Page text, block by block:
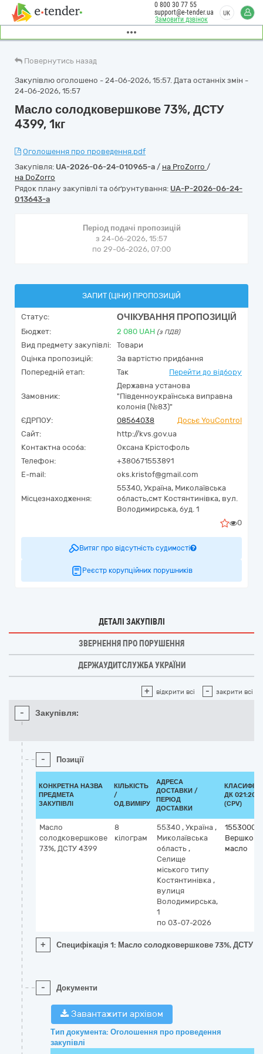
Замовити дзвінок
0 800 30 77 55
support@e-tender.ua
UK
Повернутись назад
Закупівлю оголошено - 24-06-2026, 15:57. Дата останніх змін -
24-06-2026, 15:57
Масло солодковершкове 73%, ДСТУ
4399, 1кг
Оголошення про проведення.pdf
Закупівля: UA-2026-06-24-010965-a / на ProZorro /
на DoZorro
Рядок плану закупівлі та обґрунтування: UA-P-2026-06-24-
013643-a
Період подачі пропозицій
з 24-06-2026, 15:57
по 29-06-2026, 07:00
ЗАПИТ (ЦІНИ) ПРОПОЗИЦІЙ
Статус: ОЧІКУВАННЯ ПРОПОЗИЦІЙ
Бюджет: 2 080 UAH (з ПДВ)
Вид предмету закупівлі:
Товари
Оцінка пропозицій:
За вартістю придбання
Попередній етап:
Так Перейти до відбору
Замовник:
Державна установа
"Південноукраїнська виправна
колонія (№83)"
ЄДРПОУ:
08564038
Досьє YouControl
Сайт:
http://kvs.gov.ua
Контактна особа:
Оксана Крістофоль
Телефон:
+380671553891
E-mail:
oks.kristof@gmail.com
Місцезнаходження:
55340, Україна, Миколаївська
область,смт Костянтинівка, вул.
Володимирська, буд. 1
0
Витяг про відсутність судимості
Реєстр корупційних порушників
ДЕТАЛІ ЗАКУПІВЛІ
ЗВЕРНЕННЯ ПРО ПОРУШЕННЯ
ДЕРЖАУДИТСЛУЖБА УКРАЇНИ
+ відкрити всі - закрити всі
- Закупівля:
- Позиції
КОНКРЕТНА НАЗВА
ПРЕДМЕТА
ЗАКУПІВЛІ
КІЛЬКІСТЬ
/
ОД.ВИМІРУ
АДРЕСА
ДОСТАВКИ /
ПЕРІОД
ДОСТАВКИ
ДК 021:2015
(CPV)
Масло
солодковершкове
73%, ДСТУ 4399
8
кілограм
55340 , Україна ,
Миколаївська
область ,
Селище
міського типу
Костянтинівка ,
вулиця
Володимирська,
1
по 03-07-2026
Вершкове
масло
+ Специфікація 1: Масло солодковершкове 73%, ДСТУ
- Документи
Завантажити архівом
Тип документа: Оголошення про проведення
закупівлі